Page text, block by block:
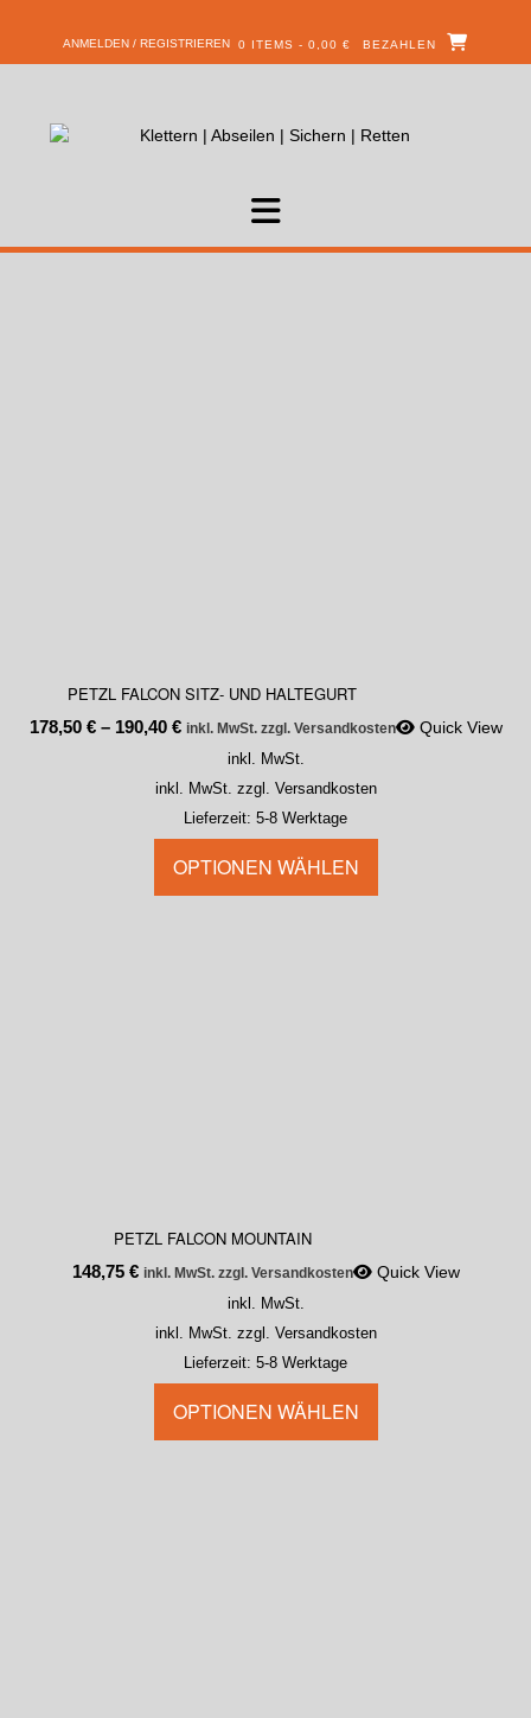
ANMELDEN / REGISTRIEREN 0 ITEMS - 0,00 € BEZAHLEN
PETZL FALCON SITZ- UND HALTEGURT
178,50 €– 190,40 € inkl. MwSt. zzgl. Versandkosten Quick View
inkl. MwSt.
inkl. MwSt. zzgl. Versandkosten
Lieferzeit: 5-8 Werktage
OPTIONEN WÄHLEN
PETZL FALCON MOUNTAIN
148,75 € inkl. MwSt. zzgl. Versandkosten Quick View
inkl. MwSt.
inkl. MwSt. zzgl. Versandkosten
Lieferzeit: 5-8 Werktage
OPTIONEN WÄHLEN